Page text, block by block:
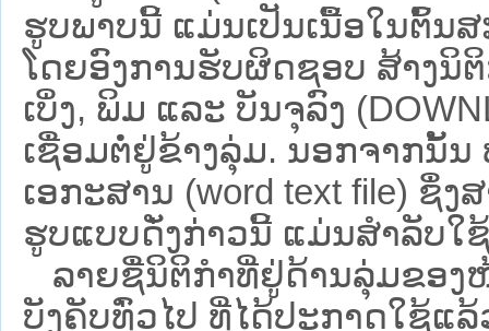
ຮູບພາບນີ້ ແມ່ນເປັນເນື້ອໃນຕົ້ນ
ໂດຍອົງການຮັບຜິດຊອບ ສ້າງນິ
ເບິ່ງ, ພິມ ແລະ ບັນຈຸລົງ
ເຊື່ອມຕໍ່ຢູ່ຂ້າງລຸ່ມ. ນອກຈາກນັ້ນ
ເອກະສານ (word text file) ຊຶ່
ຮູບແບບດັ່ງກ່າວນີ້ ແມ່ນສຳລັບໃ
ລາຍຊື່ນິຕິກຳທີ່ຢູ່ດ້ານລຸ່ມຂອງ
ບັງຄັບທົ່ວໄປ ທີ່ໄດ້ປະກາດໃຊ້ແ